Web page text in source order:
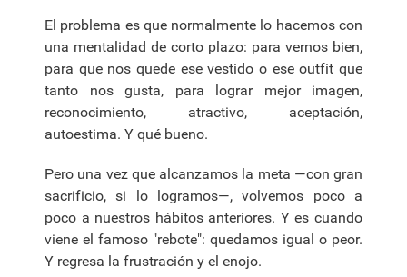
El problema es que normalmente lo hacemos con
una mentalidad de corto plazo: para vernos bien,
para que nos quede ese vestido o ese outfit que
tanto nos gusta, para lograr mejor imagen,
reconocimiento, atractivo, aceptación,
autoestima. Y qué bueno.
Pero una vez que alcanzamos la meta —con gran
sacrificio, si lo logramos—, volvemos poco a
poco a nuestros hábitos anteriores. Y es cuando
viene el famoso "rebote": quedamos igual o peor.
Y regresa la frustración y el enojo.